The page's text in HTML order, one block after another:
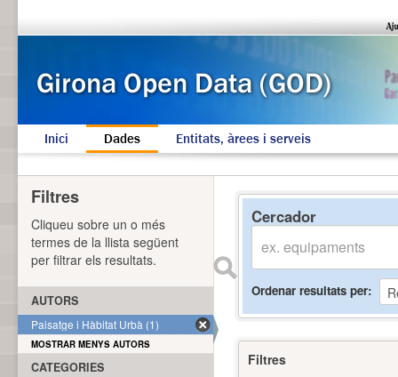
Inici Dades Entitats, àrees i serveis
Cercador
Ordenar resultats per
Filtres
Filtres
Cliqueu sobre un o més
termes de la llista següent
per filtrar els resultats.
AUTORS
Paisatge i Hàbitat Urbà (1)
MOSTRAR MENYS AUTORS
CATEGORIES